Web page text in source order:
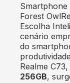
Smartphone
Forest
Escolha
cenário
do
Realme
256GB,